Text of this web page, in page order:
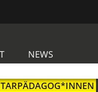
NEWS